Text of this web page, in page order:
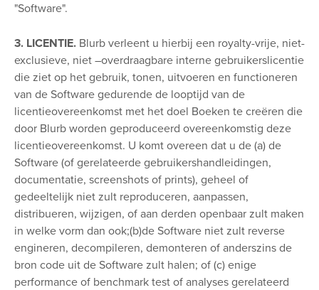
"Software".
3. LICENTIE. Blurb verleent u hierbij een royalty-vrije, niet-
exclusieve, niet –overdraagbare interne gebruikerslicentie
die ziet op het gebruik, tonen, uitvoeren en functioneren
van de Software gedurende de looptijd van de
licentieovereenkomst met het doel Boeken te creëren die
door Blurb worden geproduceerd overeenkomstig deze
licentieovereenkomst. U komt overeen dat u de (a) de
Software (of gerelateerde gebruikershandleidingen,
documentatie, screenshots of prints), geheel of
gedeeltelijk niet zult reproduceren, aanpassen,
distribueren, wijzigen, of aan derden openbaar zult maken
in welke vorm dan ook;(b)de Software niet zult reverse
engineren, decompileren, demonteren of anderszins de
bron code uit de Software zult halen; of (c) enige
performance of benchmark test of analyses gerelateerd